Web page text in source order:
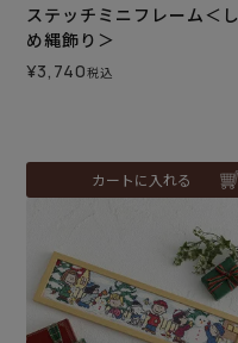
ステッチミニフレーム＜し
め縄飾り＞
¥3,740税込
カートに入れる